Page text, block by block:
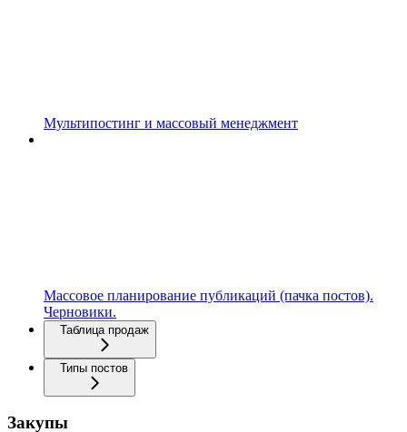
Мультипостинг и массовый менеджмент
Массовое планирование публикаций (пачка постов).
Черновики.
Таблица продаж
Типы постов
Закупы